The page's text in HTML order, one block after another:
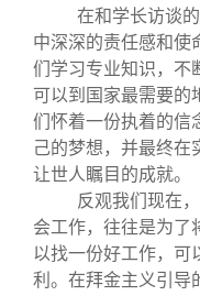
在和学长访谈
中深深的责任感和使
们学习专业知识，不
可以到国家最需要的
们怀着一份执着的信
己的梦想，并最终在
让世人瞩目的成就。
反观我们现在
会工作，往往是为了
以找一份好工作，可
利。在拜金主义引导